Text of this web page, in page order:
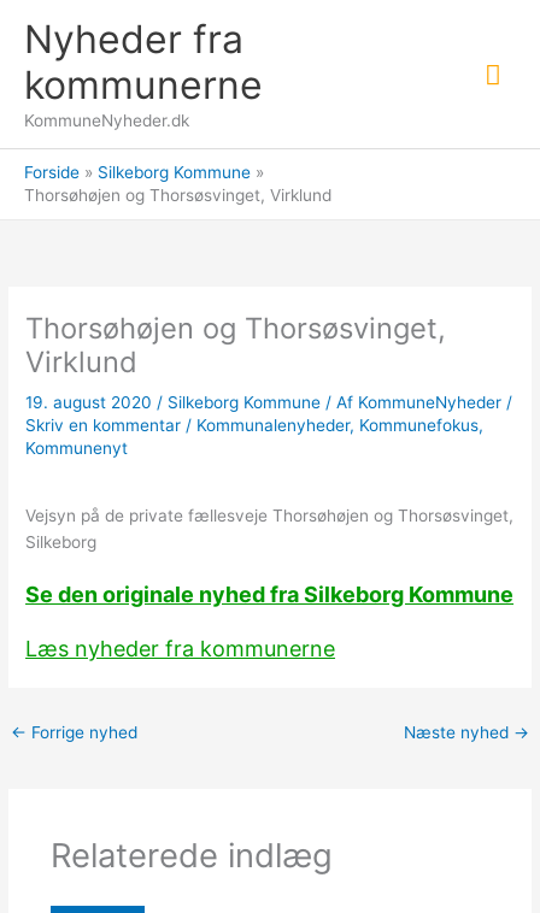
indholdet
Nyheder fra
kommunerne
KommuneNyheder.dk
Forside
Silkeborg Kommune
Thorsøhøjen og Thorsøsvinget, Virklund
Thorsøhøjen og Thorsøsvinget,
Virklund
19. august 2020 / Silkeborg Kommune / Af KommuneNyheder /
Skriv en kommentar / Kommunalenyheder, Kommunefokus,
Kommunenyt
Vejsyn på de private fællesveje Thorsøhøjen og Thorsøsvinget,
Silkeborg
Se den originale nyhed fra Silkeborg Kommune
Læs nyheder fra kommunerne
← Forrige nyhed Næste nyhed →
Relaterede indlæg